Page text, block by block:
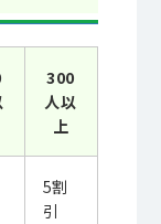
300
人以
上
5割
引